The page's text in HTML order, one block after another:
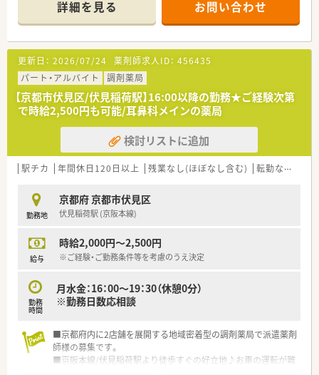
て在宅の対応も行いたい方などにもオススメです♪
■勉強会も定期的に開催しており社員の教育体制には力を入れ
ておりますので、経験が浅い方なども安心してご勤務頂けます
■全員で薬局を作り上げていくという考え方の風通しの良い雰
囲気です。弊社からの紹介時切石も複数あり安心してオススメ
できる企業様です
詳細を見る お問い合わせ
更新日： 2026/07/24 薬剤師求人ID： 456435
パート・アルバイト
調剤薬局
【京都市伏見区/伏見稲荷駅】16:00以降の勤務★ご経験次第
で時給2,500円も可能/耳鼻科メインの薬局
検討リストに追加
駅チカ 年間休日120日以上 残業なし(ほぼなし含む) 転勤なし
勤務地
京都府 京都市伏見区
伏見稲荷駅 (京阪本線)
給与
時給2,000円～2,500円
※ご経験・ご勤務条件等を考慮のうえ決定
勤務
時間
月水金：16：00～19：30（休憩0分）
※勤務日数応相談
■京都府内に2店舗を展開する地域密着型の調剤薬局で派遣薬剤
師様の募集です。
■京阪本線/伏見稲荷駅より徒歩すぐの好立地♪お車の運転が難